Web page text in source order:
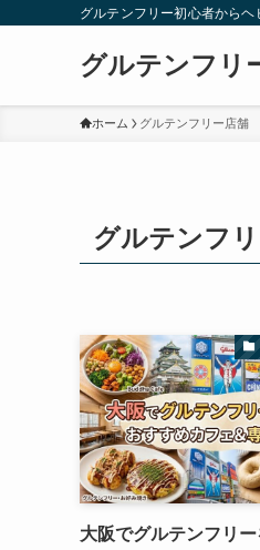
グルテンフリー初心者から
グルテンフリ
ホーム グルテンフリー店舗
グルテンフ
大阪でグルテンフリ